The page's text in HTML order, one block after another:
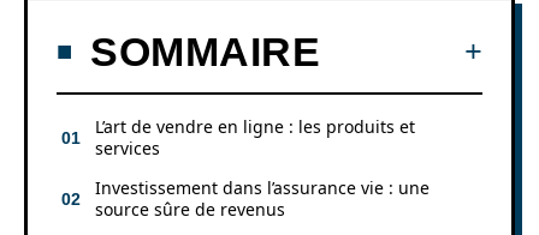
SOMMAIRE
L’art de vendre en ligne : les produits et
services
Investissement dans l’assurance vie : une
source sûre de revenus